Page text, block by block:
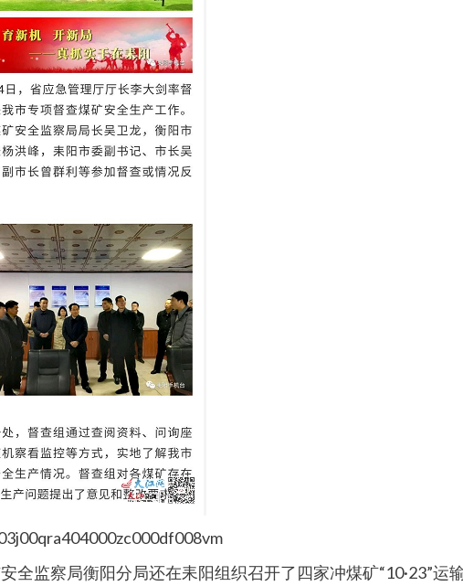
监察局衡阳分局还在耒阳组织召开了四家冲煤矿“10·23”运